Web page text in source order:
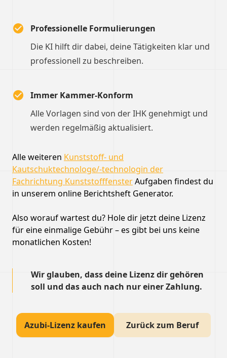
Professionelle Formulierungen
Die KI hilft dir dabei, deine Tätigkeiten klar und
professionell zu beschreiben.
Immer Kammer-Konform
Alle Vorlagen sind von der IHK genehmigt und
werden regelmäßig aktualisiert.
Alle weiteren Kunststoff- und
Kautschuktechnologe/-technologin der
Fachrichtung KunststofffensterAufgaben findest du
in unserem online Berichtsheft Generator.
Also worauf wartest du? Hole dir jetzt deine Lizenz
für eine einmalige Gebühr – es gibt bei uns keine
monatlichen Kosten!
Wir glauben, dass deine Lizenz dir gehören
soll und das auch nach nur einer Zahlung.
Azubi-Lizenz kaufen Zurück zum Beruf